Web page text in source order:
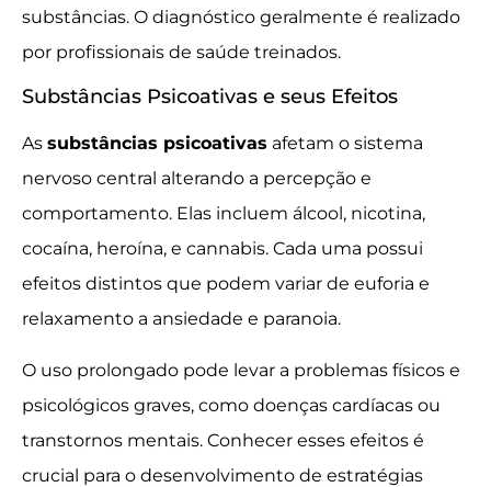
substâncias. O diagnóstico geralmente é realizado
por profissionais de saúde treinados.
Substâncias Psicoativas e seus Efeitos
As substâncias psicoativas afetam o sistema
nervoso central alterando a percepção e
comportamento. Elas incluem álcool, nicotina,
cocaína, heroína, e cannabis. Cada uma possui
efeitos distintos que podem variar de euforia e
relaxamento a ansiedade e paranoia.
O uso prolongado pode levar a problemas físicos e
psicológicos graves, como doenças cardíacas ou
transtornos mentais. Conhecer esses efeitos é
crucial para o desenvolvimento de estratégias